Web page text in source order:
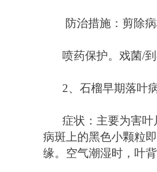
防治措施：剪除
喷药保护。戏菌/
2、石榴早期落叶
症状：主要为害叶
病斑上的黑色小颗粒
缘。空气潮湿时，叶